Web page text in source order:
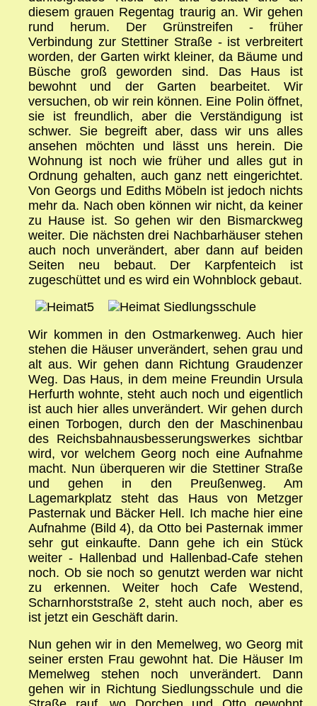
diesem grauen Regentag traurig an. Wir gehen
rund herum. Der Grünstreifen - früher
Verbindung zur Stettiner Straße - ist verbreitert
worden, der Garten wirkt kleiner, da Bäume und
Büsche groß geworden sind. Das Haus ist
bewohnt und der Garten bearbeitet. Wir
versuchen, ob wir rein können. Eine Polin öffnet,
sie ist freundlich, aber die Verständigung ist
schwer. Sie begreift aber, dass wir uns alles
ansehen möchten und lässt uns herein. Die
Wohnung ist noch wie früher und alles gut in
Ordnung gehalten, auch ganz nett eingerichtet.
Von Georgs und Ediths Möbeln ist jedoch nichts
mehr da. Nach oben können wir nicht, da keiner
zu Hause ist. So gehen wir den Bismarckweg
weiter. Die nächsten drei Nachbarhäuser stehen
auch noch unverändert, aber dann auf beiden
Seiten neu bebaut. Der Karpfenteich ist
zugeschüttet und es wird ein Wohnblock gebaut.
Wir kommen in den Ostmarkenweg. Auch hier
stehen die Häuser unverändert, sehen grau und
alt aus. Wir gehen dann Richtung Graudenzer
Weg. Das Haus, in dem meine Freundin Ursula
Herfurth wohnte, steht auch noch und eigentlich
ist auch hier alles unverändert. Wir gehen durch
einen Torbogen, durch den der Maschinenbau
des Reichsbahnausbesserungswerkes sichtbar
wird, vor welchem Georg noch eine Aufnahme
macht. Nun überqueren wir die Stettiner Straße
und gehen in den Preußenweg. Am
Lagemarkplatz steht das Haus von Metzger
Pasternak und Bäcker Hell. Ich mache hier eine
Aufnahme (Bild 4), da Otto bei Pasternak immer
sehr gut einkaufte. Dann gehe ich ein Stück
weiter - Hallenbad und Hallenbad-Cafe stehen
noch. Ob sie noch so genutzt werden war nicht
zu erkennen. Weiter hoch Cafe Westend,
Scharnhorststraße 2, steht auch noch, aber es
ist jetzt ein Geschäft darin.
Nun gehen wir in den Memelweg, wo Georg mit
seiner ersten Frau gewohnt hat. Die Häuser Im
Memelweg stehen noch unverändert. Dann
gehen wir in Richtung Siedlungsschule und die